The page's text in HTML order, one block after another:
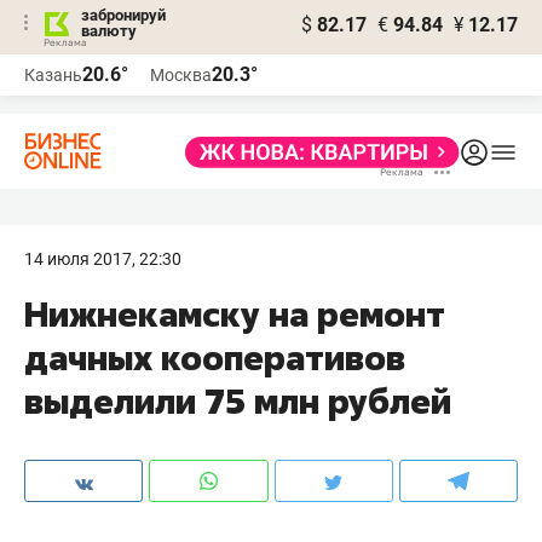
забронируй
валюту
$ 82.17 € 94.84 ¥ 12.17
Казань20.6° Москва20.3°
14 июля 2017, 22:30
Нижнекамску на ремонт
дачных кооперативов
выделили 75 млн рублей